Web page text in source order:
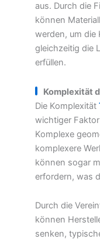
aus. Durch die
können
werden, um die
gleichzeitig die
erfüllen.
Komplexität
Die Komplexität
wichtiger
Komplexe
komplexere
können sogar
erfordern, was
Durch die
können
senken,